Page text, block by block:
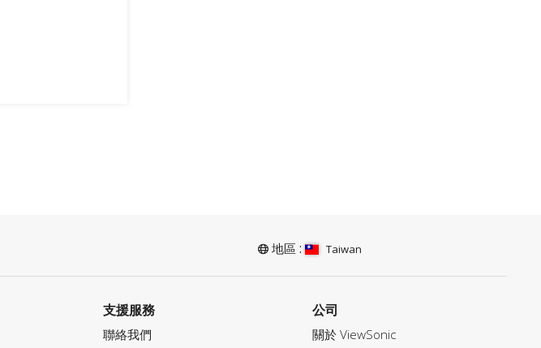
，讓你在家也
地區 : Taiwan
支援服務
聯絡我們
公司
關於 ViewSonic